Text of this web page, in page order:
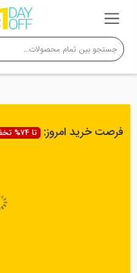
فرصت خرید امروز: تا 74% تخفیف